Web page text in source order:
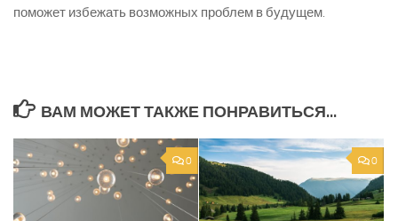
поможет избежать возможных проблем в будущем.
ВАМ МОЖЕТ ТАКЖЕ ПОНРАВИТЬСЯ...
0 0